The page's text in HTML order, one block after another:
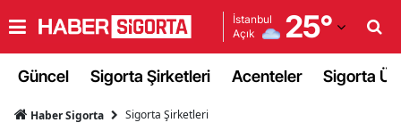
İstanbul
Açık
25°
Adana
Güncel Sigorta Şirketleri Acenteler Sigorta
Haber Sigorta Sigorta Şirketleri